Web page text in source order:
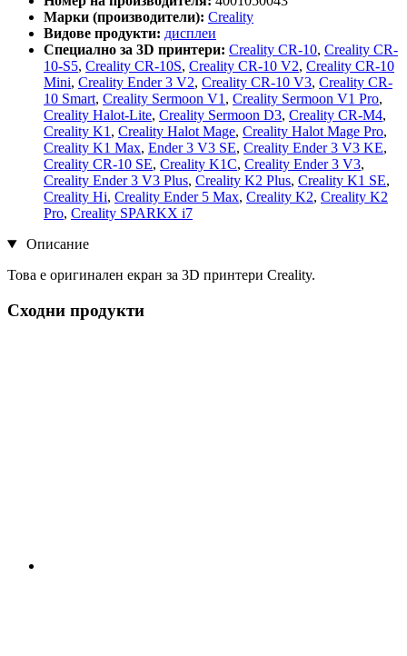
Марки (производители): Creality
Видове продукти: дисплеи
Специално за 3D принтери: Creality CR-10, Creality CR-
10-S5, Creality CR-10S, Creality CR-10 V2, Creality CR-10
Mini, Creality Ender 3 V2, Creality CR-10 V3, Creality CR-
10 Smart, Creality Sermoon V1 , Creality Sermoon V1 Pro,
Creality Halot-Lite, Creality Sermoon D3, Creality CR-M4,
Creality K1 , Creality Halot Mage, Creality Halot Mage Pro,
Creality K1 Max, Ender 3 V3 SE, Creality Ender 3 V3 KE,
Creality CR-10 SE, Creality K1C, Creality Ender 3 V3,
Creality Ender 3 V3 Plus, Creality K2 Plus, Creality K1 SE,
Creality Hi, Creality Ender 5 Max, Creality K2, Creality K2
Pro, Creality SPARKX i7
Описание
Това е оригинален екран за 3D принтери Creality.
Сходни продукти